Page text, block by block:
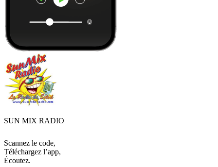
SUN MIX RADIO
Scannez le code,
Téléchargez l’app,
Écoutez.